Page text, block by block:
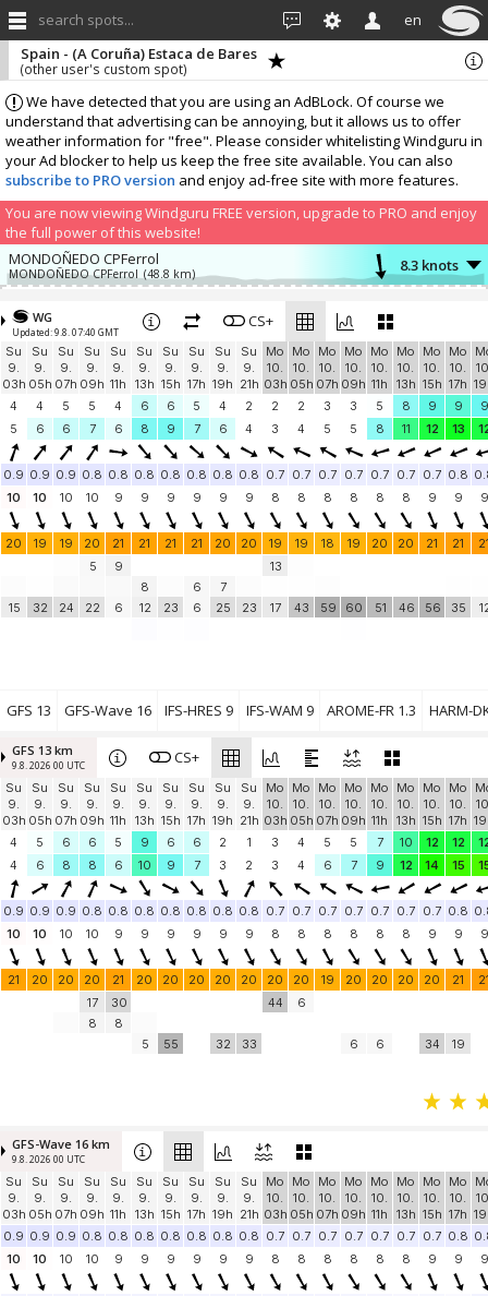
search spots... en
We have detected that you are using an AdBLock. Of course we
understand that advertising can be annoying, but it allows us to offer
weather information for "free". Please consider whitelisting Windguru in
your Ad blocker to help us keep the free site available. You can also
subscribe to PRO version and enjoy ad-free site with more features.
You are now viewing Windguru FREE version, upgrade to PRO and enjoy
the full power of this website!
Spain - (A Coruña) Estaca de Bares
(other user's custom spot)
MONDOÑEDO CPFerrol
MONDOÑEDO CPFerrol (48.8 km) 8.3 knots
WG
Updated: 9.8. 07:40 GMT
CS+
Su
9.
03h
Su
9.
05h
Su
9.
07h
Su
9.
09h
Su
9.
11h
Su
9.
13h
Su
9.
15h
Su
9.
17h
Su
9.
19h
Su
9.
21h
Mo
10.
03h
Mo
10.
05h
Mo
10.
07h
Mo
10.
09h
Mo
10.
11h
Mo
10.
13h
Mo
10.
15h
Mo
10.
17h
4
4 5 5 4 6 6 5 4 2 2 2 3 3 5 8 9 9
9
5
6 6 7 6 8 9 7 6 4 3 4 5 5 8 11 12 13
0.9 0.9 0.9 0.8 0.8 0.8 0.8 0.8 0.8 0.8 0.7 0.7 0.7 0.7 0.7 0.7 0.7 0.8
10
10 10 10 9 9 9 9 9 9 8 8 8 8 8 8 9 9 9
20 19 19 20 21 21 21 21 20 20 19 19 18 19 20 20 21 21
15 32 24
5
22
9
6
8
12
23
6
6
7
25
23
13
17 43 59 60 51 46 56 35
GFS 13 GFS-Wave 16 IFS-HRES 9 IFS-WAM 9 AROME-FR 1.3 HARM-
GFS 13 km
9.8. 2026 00 UTC CS+
Su
9.
03h
Su
9.
05h
Su
9.
07h
Su
9.
09h
Su
9.
11h
Su
9.
13h
Su
9.
15h
Su
9.
17h
Su
9.
19h
Su
9.
21h
Mo
10.
03h
Mo
10.
05h
Mo
10.
07h
Mo
10.
09h
Mo
10.
11h
Mo
10.
13h
Mo
10.
15h
Mo
10.
17h
4
5 6 6 5 9 6 6 2 1 3 4 5 5 7 10 12 12
4
6 8 8 6 10 9 7 3 2 3 4 6 7 9 12 14 15
0.9 0.9 0.9 0.8 0.8 0.8 0.8 0.8 0.8 0.8 0.7 0.7 0.7 0.7 0.7 0.7 0.7 0.8
10
10 10 10 9 9 9 9 9 9 8 8 8 8 8 8 9 9 9
21 20 20 20 21 20 20 20 20 20 20 20 19 20 20 20 20 21
17
8
30
8
5
55 32 33
44 6
6 6 34 19
GFS-Wave 16 km
9.8. 2026 00 UTC
Su
9.
03h
Su
9.
05h
Su
9.
07h
Su
9.
09h
Su
9.
11h
Su
9.
13h
Su
9.
15h
Su
9.
17h
Su
9.
19h
Su
9.
21h
Mo
10.
03h
Mo
10.
05h
Mo
10.
07h
Mo
10.
09h
Mo
10.
11h
Mo
10.
13h
Mo
10.
15h
Mo
10.
17h
0.9 0.9 0.9 0.8 0.8 0.8 0.8 0.8 0.8 0.8 0.7 0.7 0.7 0.7 0.7 0.7 0.7 0.8
10
10 10 10 9 9 9 9 9 9 8 8 8 8 8 8 9 9 9